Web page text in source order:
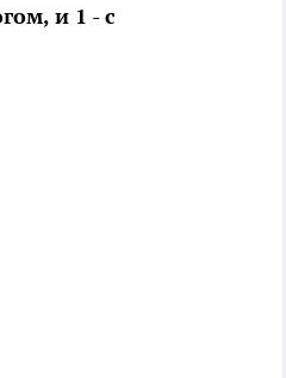
и 1 - с